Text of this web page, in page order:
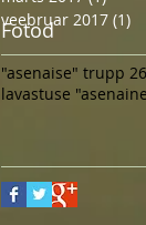
veebruar 2017 (1)
Fotod